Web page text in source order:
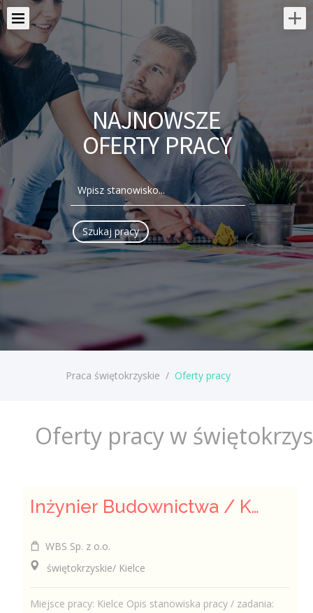
NAJNOWSZE
OFERTY PRACY
Praca świętokrzyskie / Oferty pracy
Oferty pracy w
Inżynier Budownictwa / Konstruktor (k/m/n)
WBS Sp. z o.o.
świętokrzyskie/ Kielce
Miejsce pracy: Kielce Opis stanowiska pracy / zadania: